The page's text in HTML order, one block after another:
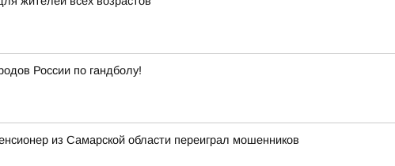
России по гандболу!
из Самарской области переиграл мошенников